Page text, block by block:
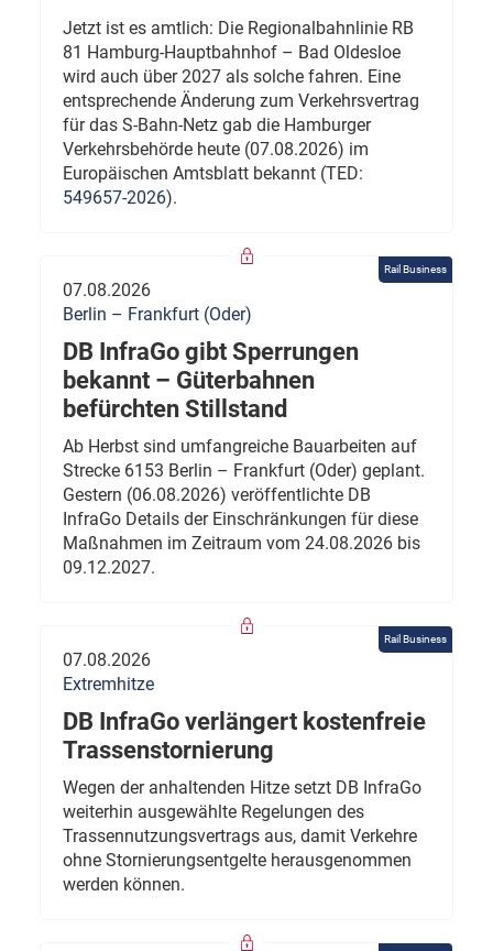
Jetzt ist es amtlich: Die Regionalbahnlinie RB
81 Hamburg-Hauptbahnhof – Bad Oldesloe
wird auch über 2027 als solche fahren. Eine
entsprechende Änderung zum Verkehrsvertrag
für das S-Bahn-Netz gab die Hamburger
Verkehrsbehörde heute (07.08.2026) im
Europäischen Amtsblatt bekannt (TED:
549657-2026).
Rail Business
07.08.2026
Berlin – Frankfurt (Oder)
DB InfraGo gibt Sperrungen
bekannt – Güterbahnen
befürchten Stillstand
Ab Herbst sind umfangreiche Bauarbeiten auf
Strecke 6153 Berlin – Frankfurt (Oder) geplant.
Gestern (06.08.2026) veröffentlichte DB
InfraGo Details der Einschränkungen für diese
Maßnahmen im Zeitraum vom 24.08.2026 bis
09.12.2027.
Rail Business
07.08.2026
Extremhitze
DB InfraGo verlängert kostenfreie
Trassenstornierung
Wegen der anhaltenden Hitze setzt DB InfraGo
weiterhin ausgewählte Regelungen des
Trassennutzungsvertrags aus, damit Verkehre
ohne Stornierungsentgelte herausgenommen
werden können.